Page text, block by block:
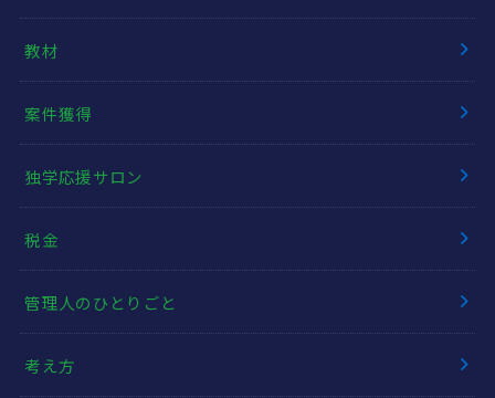
教材
案件獲得
独学応援サロン
税金
管理人のひとりごと
考え方